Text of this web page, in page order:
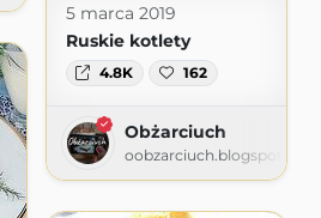
5 marca 2019
Ruskie kotlety
4.8K 162
Obżarciuch
oobzarciuch.blogspot.com